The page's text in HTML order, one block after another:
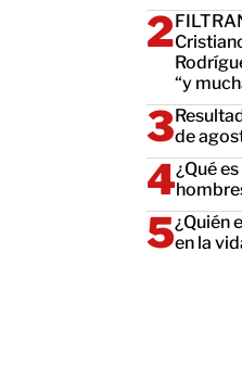
“y
de
¿Qué
¿Quién
en la